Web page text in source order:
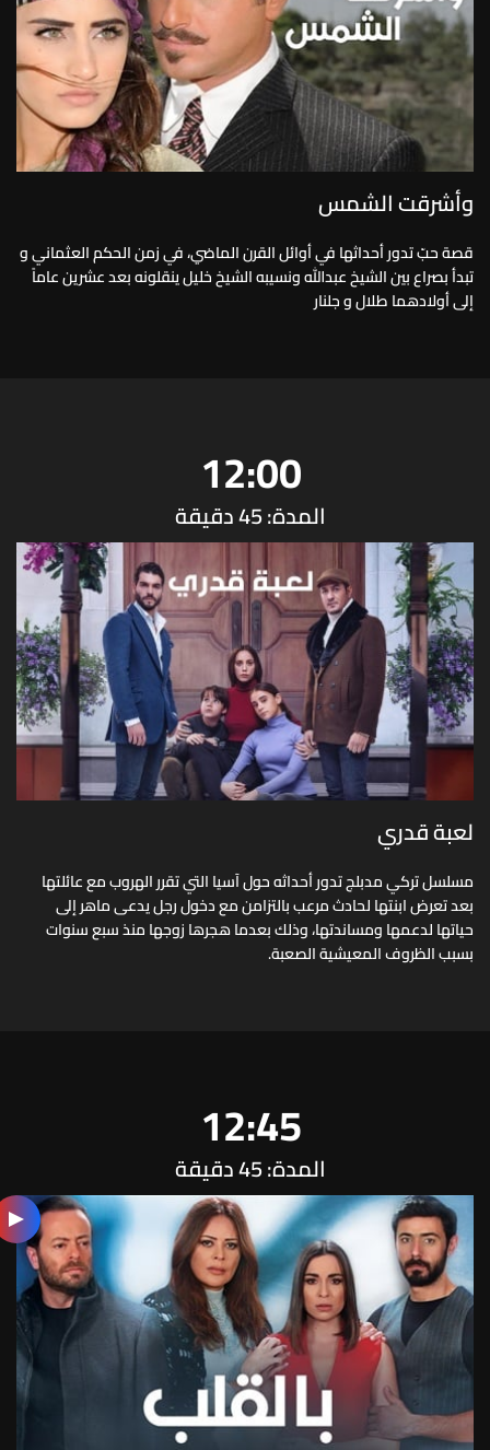
وأشرقت الشمس
قصة حبّ تدور أحداثها في أوائل القرن الماضي، في زمن الحكم العثماني و
تبدأ بصراع بين الشيخ عبدالله ونسيبه الشيخ خليل ينقلونه بعد عشرين عاماً
إلى أولادهما طلال و جلنار
12:00
المدة: 45 دقيقة
لعبة قدري
مسلسل تركي مدبلج تدور أحداثه حول آسيا التي تقرر الهروب مع عائلتها
بعد تعرض ابنتها لحادث مرعب بالتزامن مع دخول رجل يدعى ماهر إلى
حياتها لدعمها ومساندتها، وذلك بعدما هجرها زوجها منذ سبع سنوات
بسبب الظروف المعيشية الصعبة.
12:45
المدة: 45 دقيقة